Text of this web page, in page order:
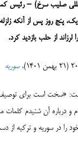
صلیب سرخ) – رئیس
پنج روز پس از آنکه
از حلب بازدید کرد.
سوریه
گفت: «سخت است برای
و درباره آن شنیدم کلمات
را در سوریه و ترکیه از